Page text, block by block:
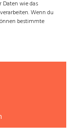
wie das
Wenn du
bestimmte
WICHTIGE LINKS
Kontakt